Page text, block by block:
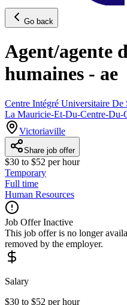
Go back
Agent/agente
humaines - ae
Centre Intégré Universitaire De
La Mauricie-Et-Du-Centre-Du-
Victoriaville
Share job offer
$30 to $52 per hour
Temporary
Full time
Human Resources
Job Offer Inactive
This job offer is no longer
removed by the employer.
Salary
$30 to $52 per hour